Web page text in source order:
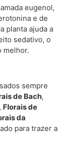
eugenol,
e de
planta ajuda a
sedativo, o
melhor.
sempre
de Bach,
, Florais de
da
para trazer a